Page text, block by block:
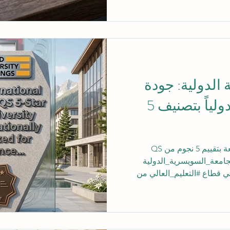
رقمياً"، حيث تم إدراجها
الدولية: جودة
تعليمية معترف بها دولياً بتصنيف 5
الجامعة السويسرية الدولية: جامعة بتقييم 5 نجوم من QS
دولي بالتميز تواصل #الجامعة_السويسرية_الدولية
إرساء معايير استثنائية وواضحة في قطاع #التعليم_العالي من
عبر مجموعة واسعة من